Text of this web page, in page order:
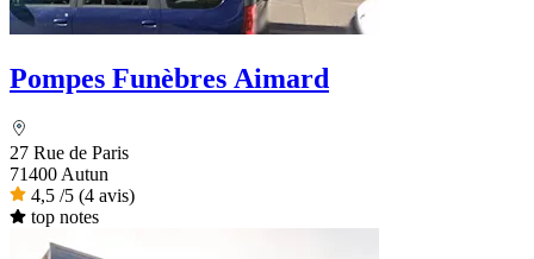
Pompes Funèbres Aimard
27 Rue de Paris
71400 Autun
4,5 /5 (4 avis)
top notes